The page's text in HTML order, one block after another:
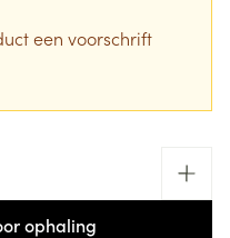
een voorschrift
ophaling